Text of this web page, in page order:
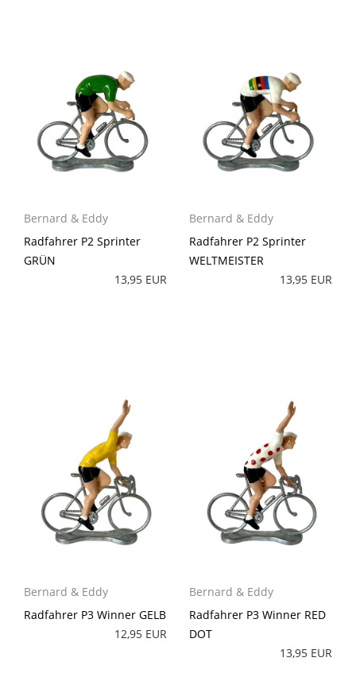
Bernard & Eddy
Radfahrer P2 Sprinter
GRÜN
13,95 EUR
Bernard & Eddy
Radfahrer P2 Sprinter
WELTMEISTER
13,95 EUR
Bernard & Eddy
Radfahrer P3 Winner GELB
12,95 EUR
Bernard & Eddy
Radfahrer P3 Winner RED
DOT
13,95 EUR